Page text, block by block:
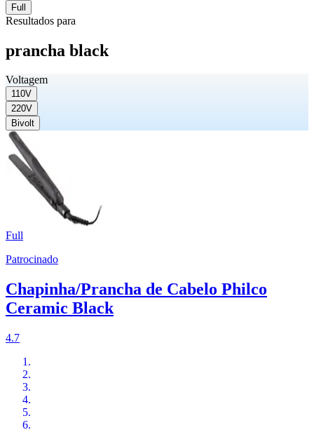
Full
Resultados para
prancha black
Voltagem
110V
220V
Bivolt
Full
Patrocinado
Chapinha/Prancha de Cabelo Philco
Ceramic Black
4.7